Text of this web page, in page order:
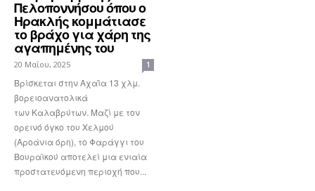
Πελοποννήσου όπου ο
Ηρακλής κομμάτιασε
το βράχο για χάρη της
αγαπημένης του
20 Μαΐου, 2025 1
Βρίσκεται στην Αχαΐα 13 χλμ.
βορειοανατολικά
των Καλαβρύτων. Μαζί με τον
ορεινό όγκο του Χελμού
(Αροάνια όρη), το Φαράγγι του
Βουραϊκού αποτελεί μια ενιαία
προστατευόμενη περιοχή που...